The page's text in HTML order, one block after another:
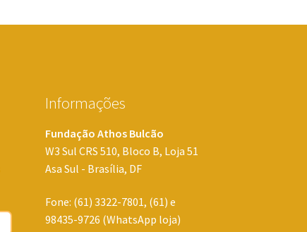
Informações
Fundação Athos Bulcão
W3 Sul CRS 510, Bloco B, Loja 51
Asa Sul - Brasília, DF
Fone: (61) 3322-7801, (61) e
98435-9726 (WhatsApp loja)